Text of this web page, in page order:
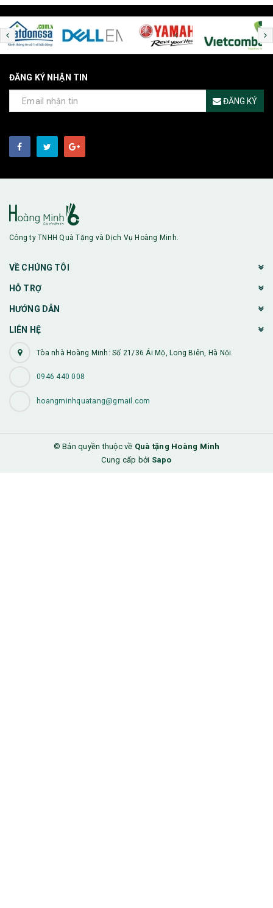
ĐĂNG KÝ NHẬN TIN
ĐĂNG KÝ
Công ty TNHH Quà Tặng và Dịch Vụ Hoàng Minh.
VỀ CHÚNG TÔI
HỖ TRỢ
HƯỚNG DẪN
LIÊN HỆ
Tòa nhà Hoàng Minh: Số 21/36 Ái Mộ, Long Biên, Hà Nội.
0946 440 008
hoangminhquatang@gmail.com
© Bản quyền thuộc về Quà tặng Hoàng Minh
Cung cấp bởi Sapo